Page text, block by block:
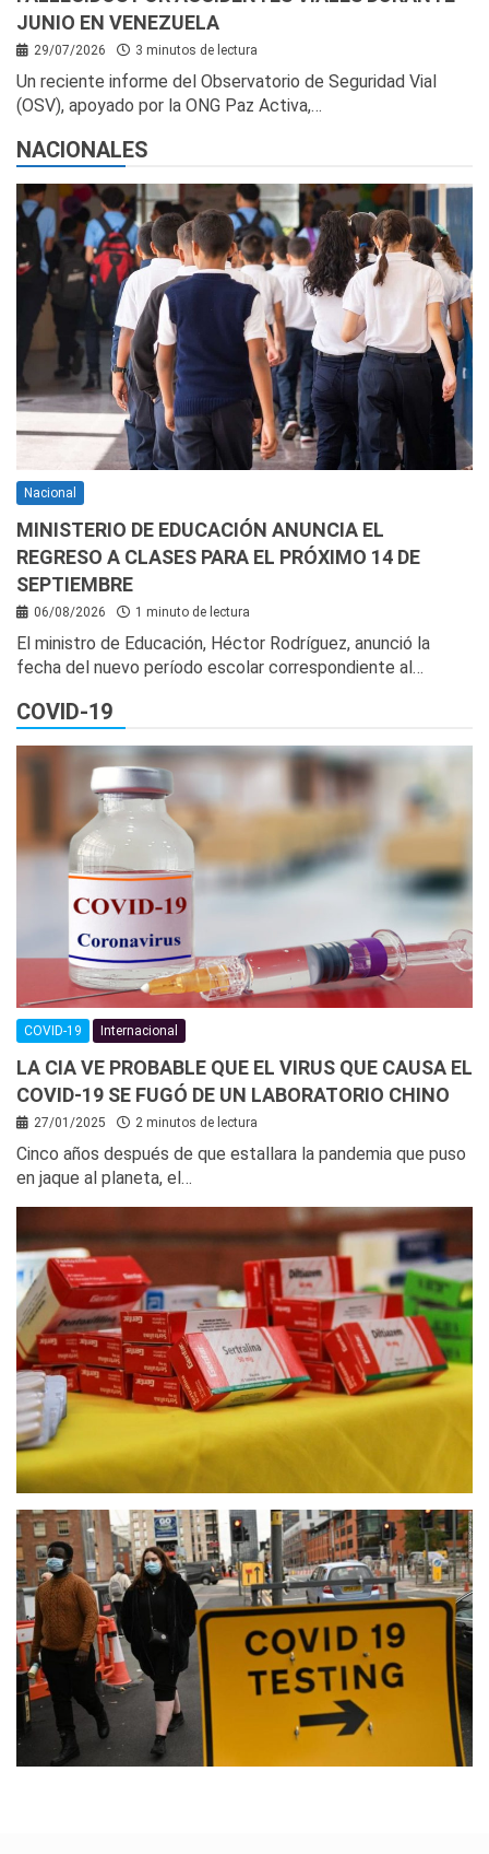
JUNIO EN VENEZUELA
29/07/2026 3 minutos de lectura
Un reciente informe del Observatorio de Seguridad Vial
(OSV), apoyado por la ONG Paz Activa,…
NACIONALES
Nacional
MINISTERIO DE EDUCACIÓN ANUNCIA EL
REGRESO A CLASES PARA EL PRÓXIMO 14 DE
SEPTIEMBRE
06/08/2026 1 minuto de lectura
El ministro de Educación, Héctor Rodríguez, anunció la
fecha del nuevo período escolar correspondiente al…
COVID-19
COVID-19 Internacional
LA CIA VE PROBABLE QUE EL VIRUS QUE CAUSA EL
COVID-19 SE FUGÓ DE UN LABORATORIO CHINO
27/01/2025 2 minutos de lectura
Cinco años después de que estallara la pandemia que puso
en jaque al planeta, el…